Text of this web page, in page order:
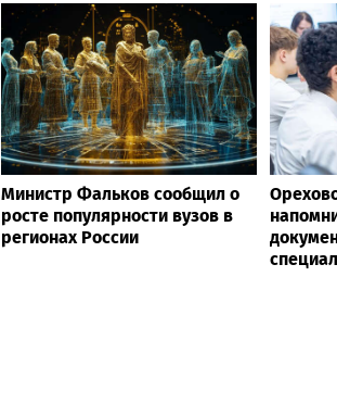
Министр Фальков сообщил о
росте популярности вузов в
регионах России